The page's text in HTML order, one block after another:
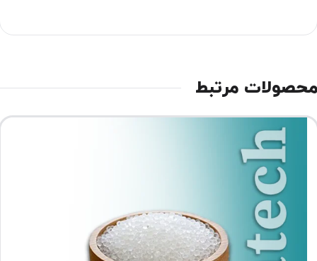
مرتبط